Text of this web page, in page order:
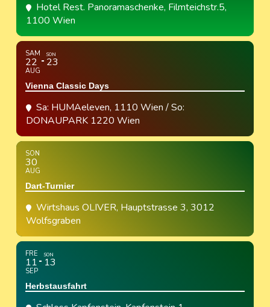
Hotel Rest. Panoramaschenke, Filmteichstr.5,
1100 Wien
SAM
22
AUG
SON
23
Vienna Classic Days
Sa: HUMAeleven, 1110 Wien / So:
DONAUPARK 1220 Wien
SON
30
AUG
Dart-Turnier
Wirtshaus OLIVER, Hauptstrasse 3, 3012
Wolfsgraben
FRE
11
SEP
SON
13
Herbstausfahrt